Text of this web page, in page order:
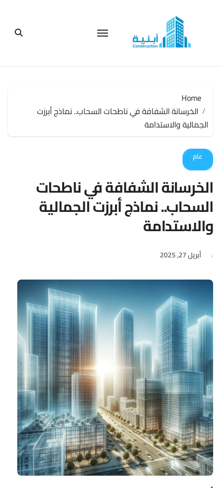
Home
الخرسانة الشفافة في ناطحات السحاب.. نماذج أبرزت
الجمالية والاستدامة
عام
الخرسانة الشفافة في ناطحات
السحاب.. نماذج أبرزت الجمالية
والاستدامة
أبريل 27, 2025